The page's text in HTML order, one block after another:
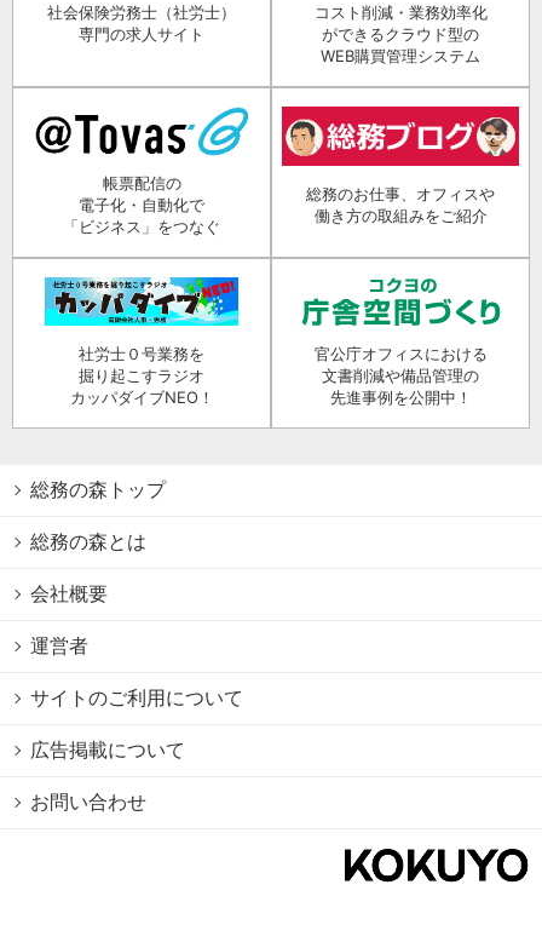
社会保険労務士（社労士）
専門の求人サイト
コスト削減・業務効率化
ができるクラウド型の
WEB購買管理システム
帳票配信の
電子化・自動化で
「ビジネス」をつなぐ
総務のお仕事、オフィスや
働き方の取組みをご紹介
社労士０号業務を
掘り起こすラジオ
カッパダイブNEO！
官公庁オフィスにおける
文書削減や備品管理の
先進事例を公開中！
総務の森トップ
総務の森とは
会社概要
運営者
サイトのご利用について
広告掲載について
お問い合わせ